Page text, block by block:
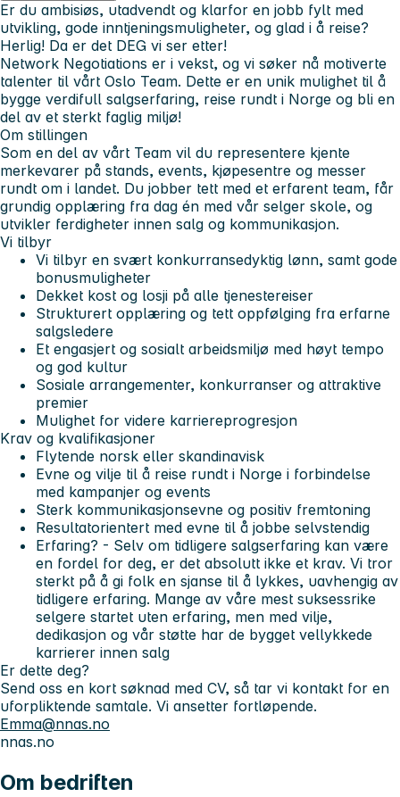
Er du ambisiøs, utadvendt og klarfor en jobb fylt med
utvikling, gode inntjeningsmuligheter, og glad i å reise?
Herlig! Da er det DEG vi ser etter!
Network Negotiations er i vekst, og vi søker nå motiverte
talenter til vårt Oslo Team. Dette er en unik mulighet til å
bygge verdifull salgserfaring, reise rundt i Norge og bli en
del av et sterkt faglig miljø!
Om stillingen
Som en del av vårt Team vil du representere kjente
merkevarer på stands, events, kjøpesentre og messer
rundt om i landet. Du jobber tett med et erfarent team, får
grundig opplæring fra dag én med vår selger skole, og
utvikler ferdigheter innen salg og kommunikasjon.
Vi tilbyr
Vi tilbyr en svært konkurransedyktig lønn, samt gode
bonusmuligheter
Dekket kost og losji på alle tjenestereiser
Strukturert opplæring og tett oppfølging fra erfarne
salgsledere
Et engasjert og sosialt arbeidsmiljø med høyt tempo
og god kultur
Sosiale arrangementer, konkurranser og attraktive
premier
Mulighet for videre karriereprogresjon
Krav og kvalifikasjoner
Flytende norsk eller skandinavisk
Evne og vilje til å reise rundt i Norge i forbindelse
med kampanjer og events
Sterk kommunikasjonsevne og positiv fremtoning
Resultatorientert med evne til å jobbe selvstendig
Erfaring? - Selv om tidligere salgserfaring kan være
en fordel for deg, er det absolutt ikke et krav. Vi tror
sterkt på å gi folk en sjanse til å lykkes, uavhengig av
tidligere erfaring. Mange av våre mest suksessrike
selgere startet uten erfaring, men med vilje,
dedikasjon og vår støtte har de bygget vellykkede
karrierer innen salg
Er dette deg?
Send oss en kort søknad med CV, så tar vi kontakt for en
uforpliktende samtale. Vi ansetter fortløpende.
Emma@nnas.no
nnas.no
Om bedriften